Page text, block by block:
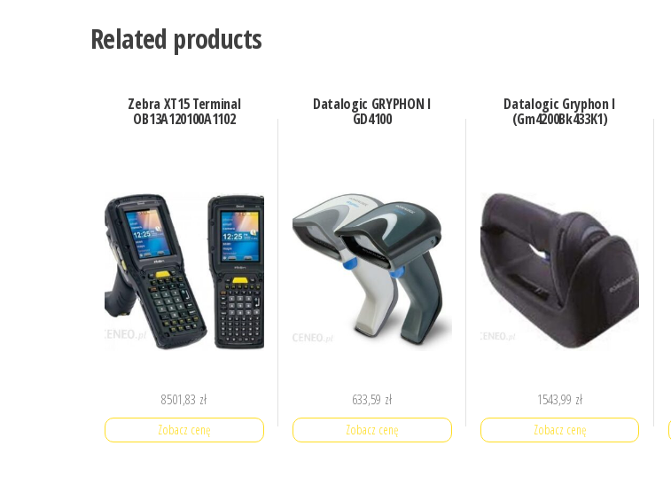
Related products
Zebra XT15 Terminal
OB13A120100A1102
8501,83 zł
Zobacz cenę
Datalogic GRYPHON I
GD4100
633,59 zł
Zobacz cenę
Datalogic Gryphon I
(Gm4200Bk433K1)
1543,99 zł
Zobacz cenę